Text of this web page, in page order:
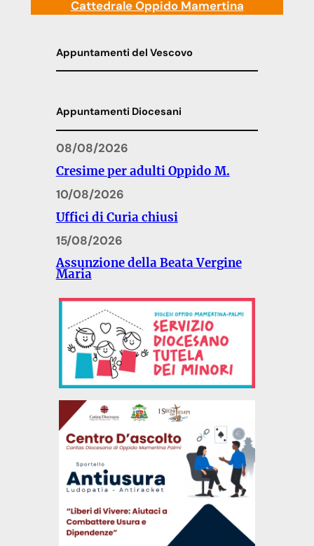
Cattedrale Oppido Mamertina
Appuntamenti del Vescovo
Appuntamenti Diocesani
08/08/2026
Cresime per adulti Oppido M.
10/08/2026
Uffici di Curia chiusi
15/08/2026
Assunzione della Beata Vergine
Maria